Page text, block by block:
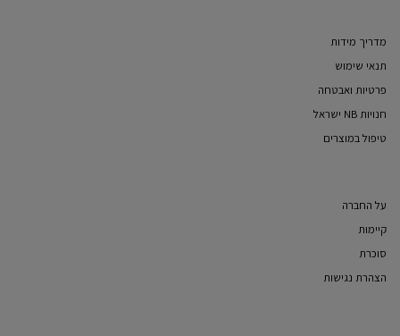
מדריך מידות
תנאי שימוש
פרטיות ואבטחה
חנויות NB ישראל
טיפול במוצרים
על החברה
קיימות
סוכרת
הצהרת נגישות